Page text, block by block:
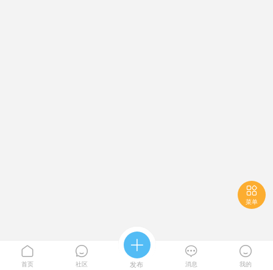

菜单

首页

社区

发布

消息

我的